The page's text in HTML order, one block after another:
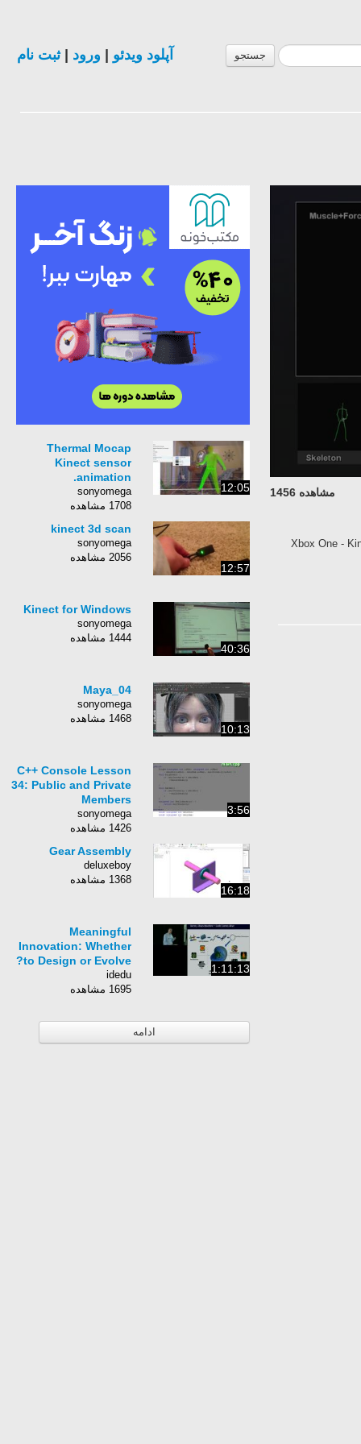
جستجو آپلود ویدئو ورود |ثبت نام
مشاهده 1456
Xbox One -
12:05
Thermal Mocap
Kinect sensor
animation.
sonyomega
1708 مشاهده
12:57
kinect 3d scan
sonyomega
2056 مشاهده
40:36
Kinect for Windows
sonyomega
1444 مشاهده
10:13
Maya_04
sonyomega
1468 مشاهده
3:56
C++ Console Lesson
34: Public and Private
Members
sonyomega
1426 مشاهده
16:18
Gear Assembly
deluxeboy
1368 مشاهده
1:11:13
Meaningful
Innovation: Whether
to Design or Evolve?
idedu
1695 مشاهده
ادامه